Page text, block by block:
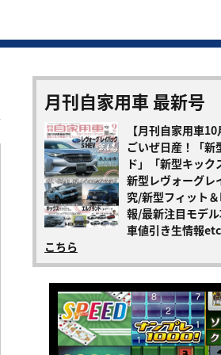
月刊自家用車 最新号
【月刊自家用車
ごいぜ日産！「新
ド」「新型キック
新型レヴォーグレ
究/新型フィット
報/最新注目モデ
車値引き生情報
こちら